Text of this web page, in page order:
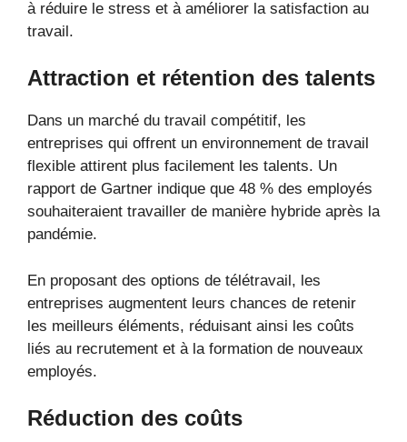
à réduire le stress et à améliorer la satisfaction au
travail.
Attraction et rétention des talents
Dans un marché du travail compétitif, les
entreprises qui offrent un environnement de travail
flexible attirent plus facilement les talents. Un
rapport de Gartner indique que 48 % des employés
souhaiteraient travailler de manière hybride après la
pandémie.
En proposant des options de télétravail, les
entreprises augmentent leurs chances de retenir
les meilleurs éléments, réduisant ainsi les coûts
liés au recrutement et à la formation de nouveaux
employés.
Réduction des coûts